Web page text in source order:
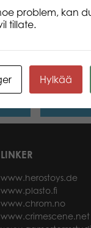
cm
LINKER
www.herostoys.de
www.plasto.fi
www.chrom.no
www.crimescene.net
problem, kan
tillate.
Hylkää